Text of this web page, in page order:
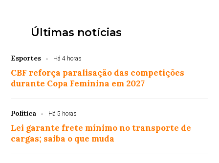
Últimas notícias
Esportes Há 4 horas
CBF reforça paralisação das competições
durante Copa Feminina em 2027
Política Há 5 horas
Lei garante frete mínimo no transporte de
cargas; saiba o que muda